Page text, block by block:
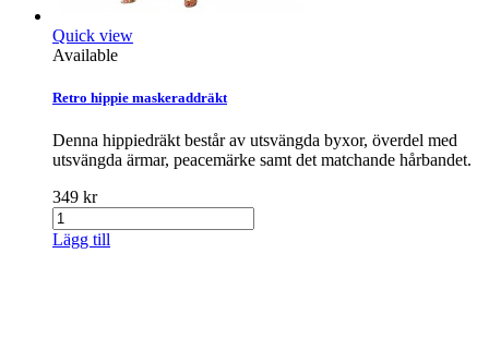
Quick view
Available
Retro hippie maskeraddräkt
Denna hippiedräkt består av utsvängda byxor, överdel med
utsvängda ärmar, peacemärke samt det matchande hårbandet.
349 kr
Lägg till